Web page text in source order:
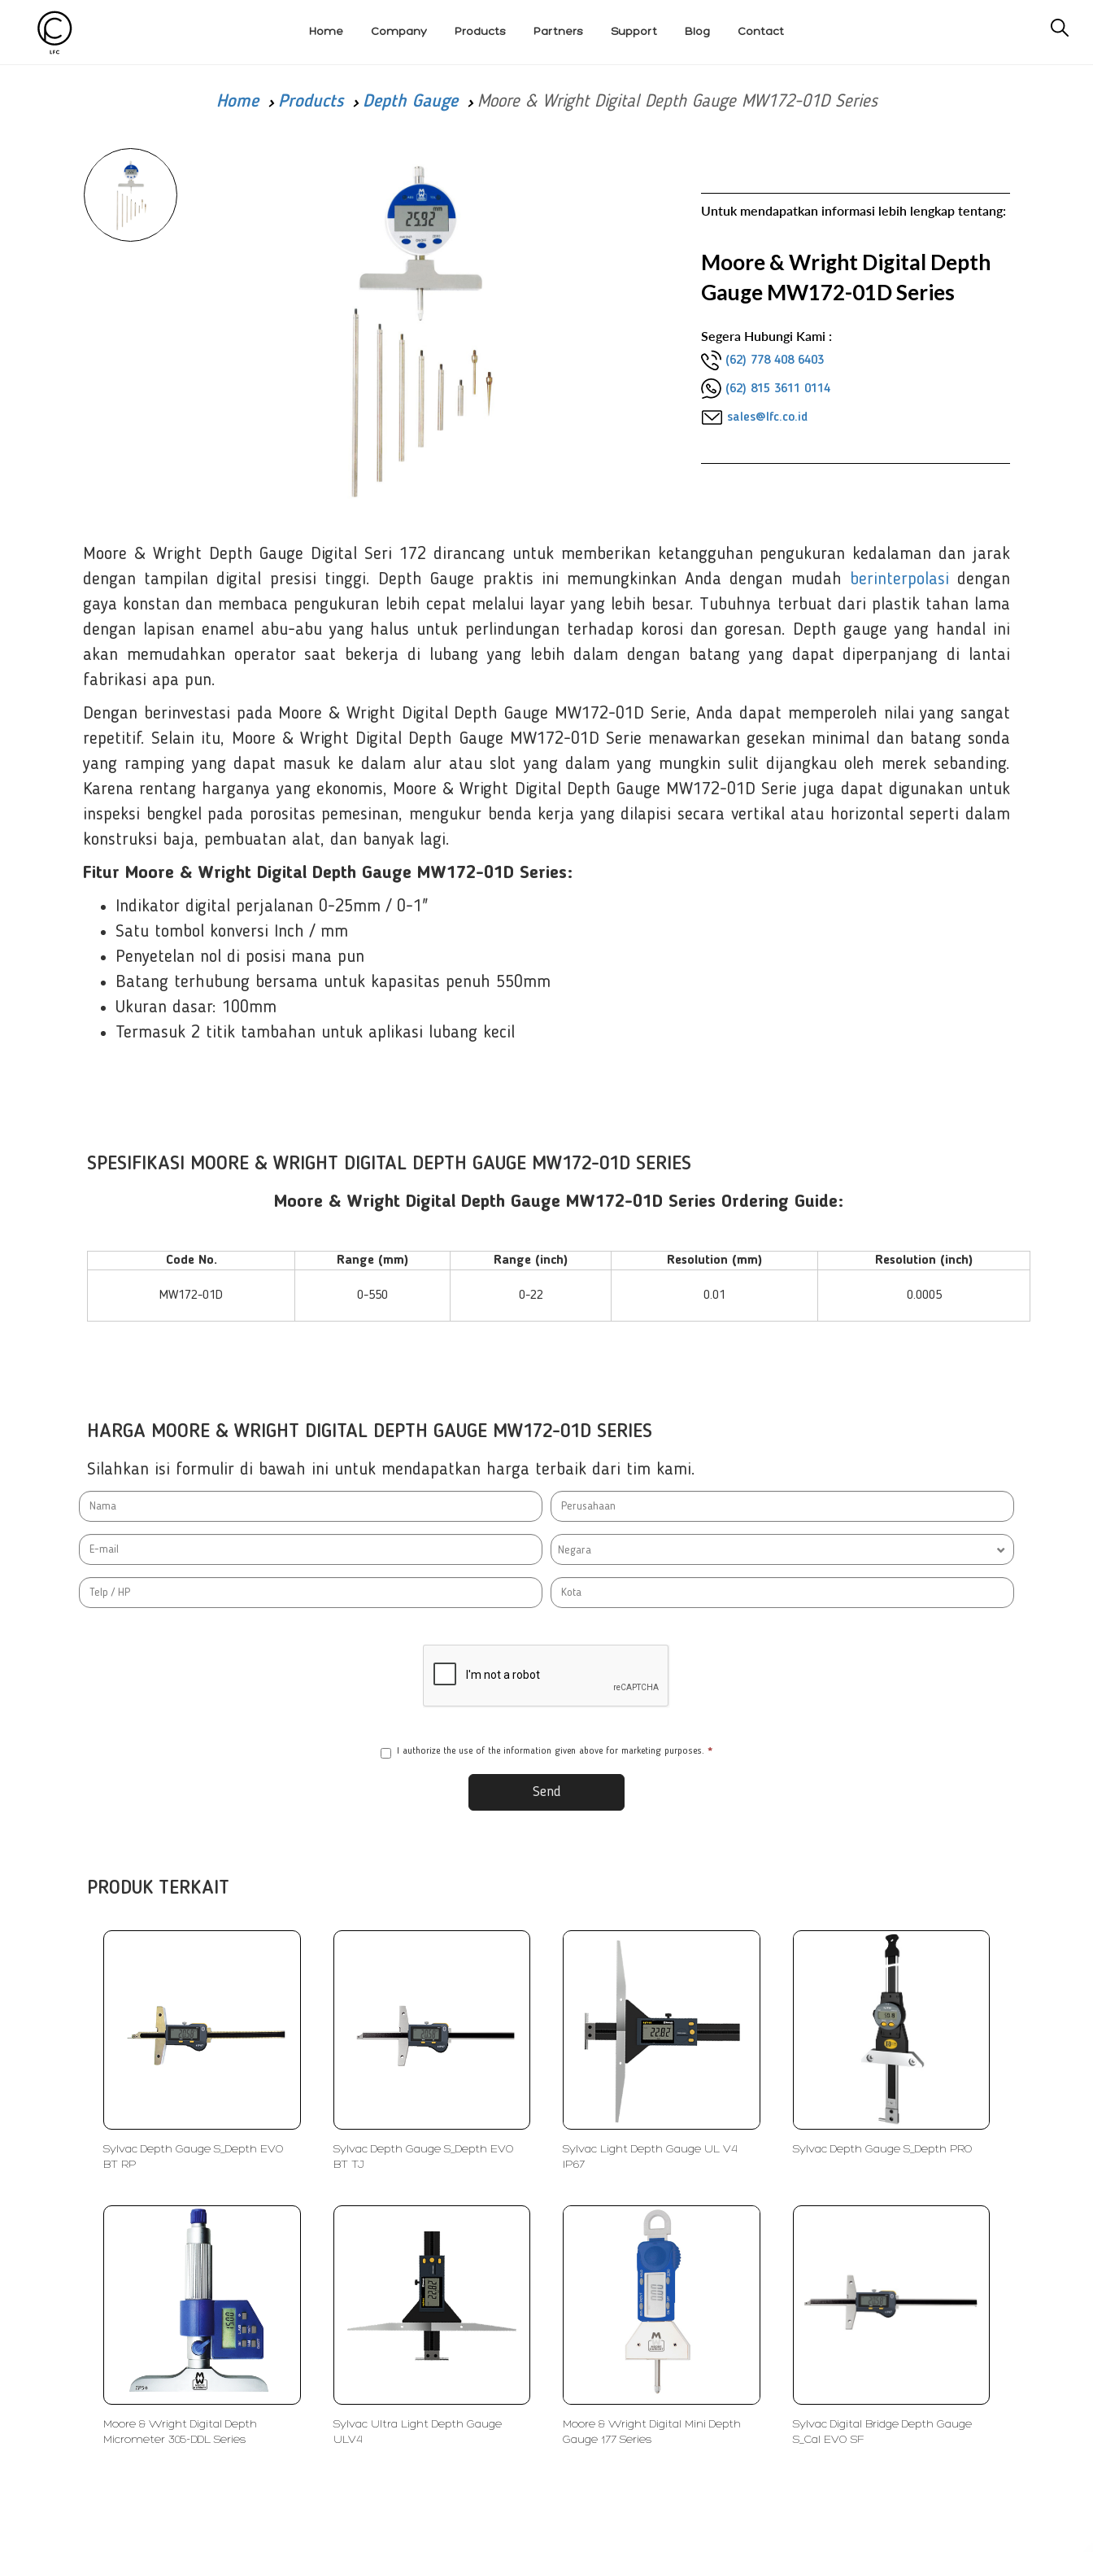
Home Company Products Partners Support Blog Contact
Home Products Depth Gauge Moore & Wright Digital Depth Gauge MW172-01D Series
Untuk mendapatkan informasi lebih lengkap tentang:
Moore & Wright Digital Depth
Gauge MW172-01D Series
Segera Hubungi Kami :
(62) 778 408 6403
(62) 815 3611 0114
sales@lfc.co.id
Moore & Wright Depth Gauge Digital Seri 172 dirancang untuk memberikan ketangguhan pengukuran kedalaman dan jarak
dengan tampilan digital presisi tinggi. Depth Gauge praktis ini memungkinkan Anda dengan mudah
berinterpolasi dengan
gaya konstan dan membaca pengukuran lebih cepat melalui layar yang lebih besar. Tubuhnya terbuat dari plastik tahan lama
dengan lapisan enamel abu-abu yang halus untuk perlindungan terhadap korosi dan goresan. Depth gauge yang handal ini
akan memudahkan operator saat bekerja di lubang yang lebih dalam dengan batang yang dapat diperpanjang di lantai
fabrikasi apa pun.
Dengan berinvestasi pada Moore & Wright Digital Depth Gauge MW172-01D Serie, Anda dapat memperoleh nilai yang sangat
repetitif. Selain itu, Moore & Wright Digital Depth Gauge MW172-01D Serie menawarkan gesekan minimal dan batang sonda
yang ramping yang dapat masuk ke dalam alur atau slot yang dalam yang mungkin sulit dijangkau oleh merek sebanding.
Karena rentang harganya yang ekonomis, Moore & Wright Digital Depth Gauge MW172-01D Serie juga dapat digunakan untuk
inspeksi bengkel pada porositas pemesinan, mengukur benda kerja yang dilapisi secara vertikal atau horizontal seperti dalam
konstruksi baja, pembuatan alat, dan banyak lagi.
Fitur Moore & Wright Digital Depth Gauge MW172-01D Series:
Indikator digital perjalanan 0-25mm / 0-1"
Satu tombol konversi Inch / mm
Penyetelan nol di posisi mana pun
Batang terhubung bersama untuk kapasitas penuh 550mm
Ukuran dasar: 100mm
Termasuk 2 titik tambahan untuk aplikasi lubang kecil
SPESIFIKASI MOORE & WRIGHT DIGITAL DEPTH GAUGE MW172-01D SERIES
Moore & Wright Digital Depth Gauge MW172-01D Series Ordering Guide:
Code No. Range (mm) Range (inch) Resolution (mm) Resolution (inch)
MW172-01D 0-550 0-22 0.01 0.0005
HARGA MOORE & WRIGHT DIGITAL DEPTH GAUGE MW172-01D SERIES
Silahkan isi formulir di bawah ini untuk mendapatkan harga terbaik dari tim kami.
Negara
I authorize the use of the information given above for marketing purposes. *
Send
PRODUK TERKAIT
Sylvac Depth Gauge S_Depth EVO
BT RP
Sylvac Depth Gauge S_Depth EVO
BT TJ
Sylvac Light Depth Gauge UL V4
IP67
Sylvac Depth Gauge S_Depth PRO
Moore & Wright Digital Depth
Micrometer 305-DDL Series
Sylvac Ultra Light Depth Gauge
ULV4
Moore & Wright Digital Mini Depth
Gauge 177 Series
Sylvac Digital Bridge Depth Gauge
S_Cal EVO SF